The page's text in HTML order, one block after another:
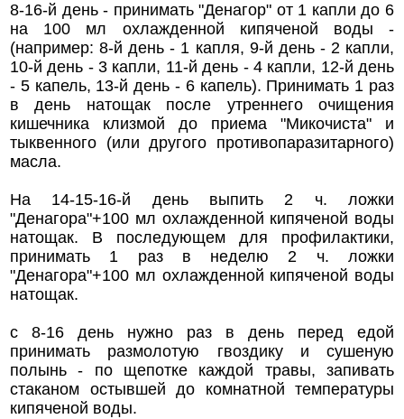
8-16-й день - принимать "Денагор" от 1 капли до 6
на 100 мл охлажденной кипяченой воды -
(например: 8-й день - 1 капля, 9-й день - 2 капли,
10-й день - 3 капли, 11-й день - 4 капли, 12-й день
- 5 капель, 13-й день - 6 капель). Принимать 1 раз
в день натощак после утреннего очищения
кишечника клизмой до приема "Микочиста" и
тыквенного (или другого противопаразитарного)
масла.
На 14-15-16-й день выпить 2 ч. ложки
"Денагора"+100 мл охлажденной кипяченой воды
натощак. В последующем для профилактики,
принимать 1 раз в неделю 2 ч. ложки
"Денагора"+100 мл охлажденной кипяченой воды
натощак.
с 8-16 день нужно раз в день перед едой
принимать размолотую гвоздику и сушеную
полынь - по щепотке каждой травы, запивать
стаканом остывшей до комнатной температуры
кипяченой воды.